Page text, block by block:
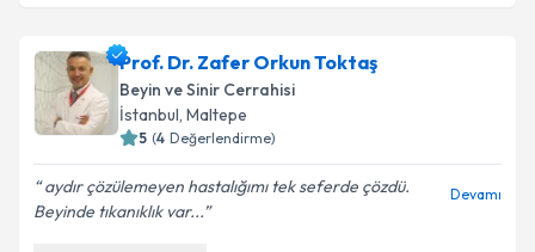
takvim hazırlandığında e-posta ile bilgilendireceğiz.
E-posta Adresiniz
Prof. Dr. Zafer Orkun Toktaş
Beyin ve Sinir Cerrahisi
İstanbul, Maltepe
5 (4 Değerlendirme)
aydır çözülemeyen hastalığımı tek seferde çözdü.
Beyinde tıkanıklık var...
Devamı